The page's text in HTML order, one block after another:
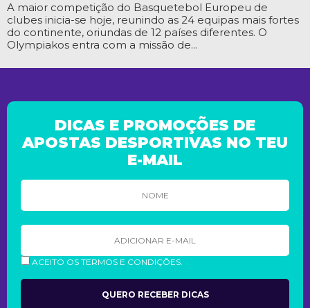
A maior competição do Basquetebol Europeu de
clubes inicia-se hoje, reunindo as 24 equipas mais fortes
do continente, oriundas de 12 países diferentes. O
Olympiakos entra com a missão de...
DICAS E PROMOÇÕES DE
APOSTAS DESPORTIVAS NO TEU
E-MAIL
ACEITO OS TERMOS E CONDIÇÕES.